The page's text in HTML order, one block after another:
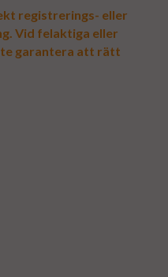
registrerings- eller
Vid felaktiga eller
garantera att rätt